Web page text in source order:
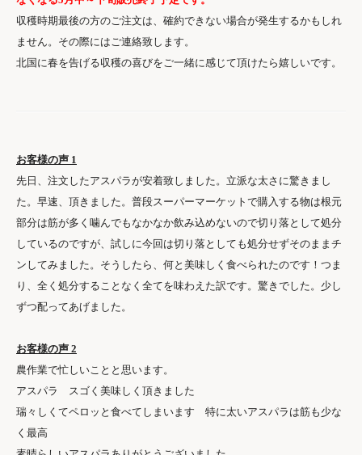
収穫時期最後の方のご注文は、確約できない場合が発生するかもしれ
ません。その際にはご連絡致します。
北国に春を告げる収穫の喜びをご一緒に感じて頂けたら嬉しいです。
お客様の声 1
先日、注文したアスパラが安着致しました。立派な太さに驚きまし
た。早速、頂きました。普段スーパーマーケットで購入する物は根元
部分は筋が多く噛んでもなかなか飲み込めないので切り落として処分
しているのですが、試しに今回は切り落としても処分せずそのままチ
ンしてみました。そうしたら、何と美味しく食べられたのです！つま
り、全く処分することなく全てを味わえた訳です。驚きでした。少し
ずつ配ってあげました。
お客様の声 2
農作業で忙しいことと思います。
アスパラ スゴく美味しく頂きました
瑞々しくてペロッと食べてしまいます 特に太いアスパラは筋も少な
く最高